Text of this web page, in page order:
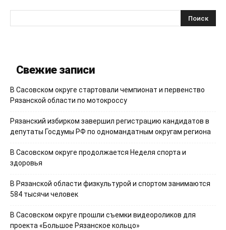
Свежие записи
В Сасовском округе стартовали чемпионат и первенство
Рязанской области по мотокроссу
Рязанский избирком завершил регистрацию кандидатов в
депутаты Госдумы РФ по одномандатным округам региона
В Сасовском округе продолжается Неделя спорта и
здоровья
В Рязанской области физкультурой и спортом занимаются
584 тысячи человек
В Сасовском округе прошли съемки видеороликов для
проекта «Большое Рязанское кольцо»